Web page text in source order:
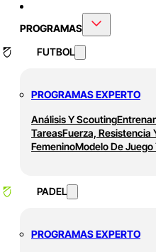
PROGRAMAS
FUTBOL
PROGRAMAS EXPERTO
Análisis Y Scouting
TareasFuerza, Resistencia
FemeninoModelo De Juego
PADEL
PROGRAMAS EXPERTO